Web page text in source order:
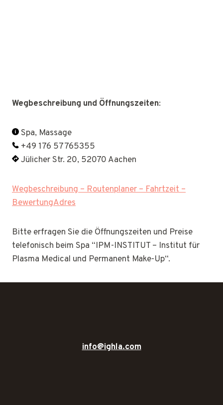
Wegbeschreibung und Öffnungszeiten:
Spa, Massage
+49 176 57765355
Jülicher Str. 20, 52070 Aachen
Wegbeschreibung – Routenplaner – Fahrtzeit –
BewertungAdres
Bitte erfragen Sie die Öffnungszeiten und Preise
telefonisch beim Spa “IPM-INSTITUT – Institut für
Plasma Medical und Permanent Make-Up“.
info@ighla.com